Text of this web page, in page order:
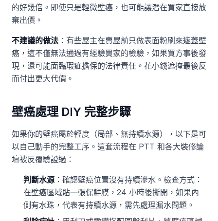
的好幾倍。即使只是輕微壁癌，也可能讓潛在買家直接放
棄出價。
不建議的做法 ：有些屋主在賣屋前只做表面粉刷來遮蓋壁
癌，這不僅無法通過有經驗買家的檢驗，如果買方事後發
現，還可能面臨瑕疵擔保的法律責任。花小錢遮掩最後反
而付出更大代價。
壁癌處理 DIY 完整步驟
如果你的壁癌屬於輕度（局部、無持續水源），以下是可
以自己動手的完整工序。這套流程在 PTT 和各大裝修論
壇被反覆驗證過：
判斷水源 ：確認壁癌位置沒有持續滲水。檢查方式：
在壁癌區域貼一張保鮮膜，24 小時後撕開，如果內
側有水珠，代表有持續水源，需先處理漏水問題。